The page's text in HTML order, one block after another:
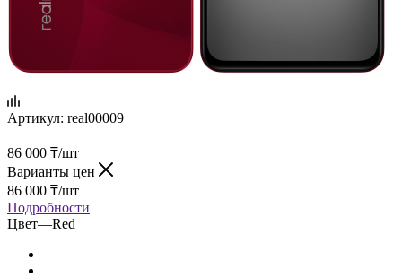
Артикул: real00009
86 000 ₸/шт
Варианты цен
86 000 ₸/шт
Подробности
Цвет—Red